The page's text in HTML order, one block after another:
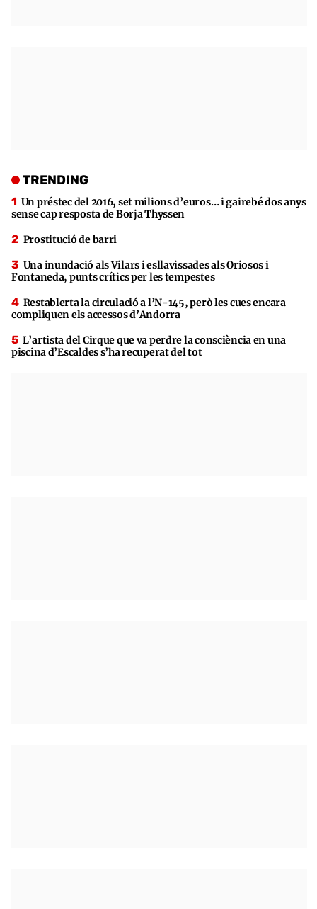
TRENDING
Un préstec del 2016, set milions d’euros… i gairebé dos anys
sense cap resposta de Borja Thyssen
Prostitució de barri
Una inundació als Vilars i esllavissades als Oriosos i
Fontaneda, punts crítics per les tempestes
Restablerta la circulació a l’N-145, però les cues encara
compliquen els accessos d’Andorra
L’artista del Cirque que va perdre la consciència en una
piscina d’Escaldes s’ha recuperat del tot